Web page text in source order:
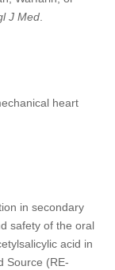
J Med.
heart
in secondary
safety of the oral
acid in
Source (RE-